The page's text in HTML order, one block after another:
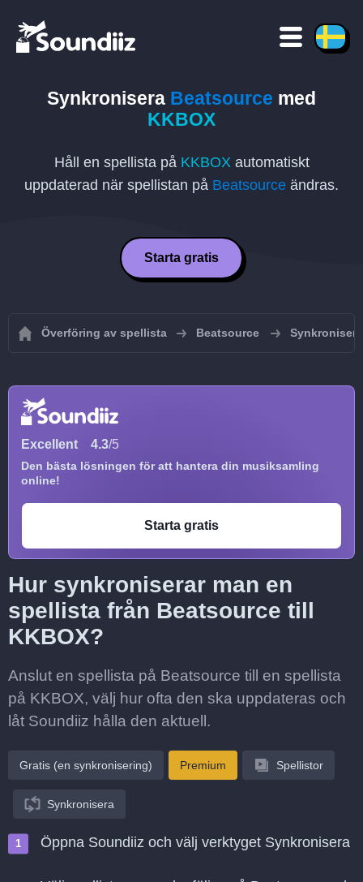
Synkronisera Beatsource med
KKBOX
Håll en spellista på KKBOXautomatiskt
uppdaterad när spellistan på Beatsource ändras.
Starta gratis
Överföring av spellista Beatsource
Excellent 4.3/5
Den bästa lösningen för att hantera din musiksamling
online!
Starta gratis
Hur synkroniserar man en
spellista från Beatsource till
KKBOX?
Anslut en spellista på Beatsource till en spellista
på KKBOX, välj hur ofta den ska uppdateras och
låt Soundiiz hålla den aktuell.
Gratis (en synkronisering) Premium Spellistor
Synkronisera
Öppna Soundiiz och välj verktyget Synkronisera